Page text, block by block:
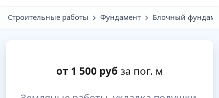
Строительные работы Фундамент Блочный
от 1 500руб за пог. м